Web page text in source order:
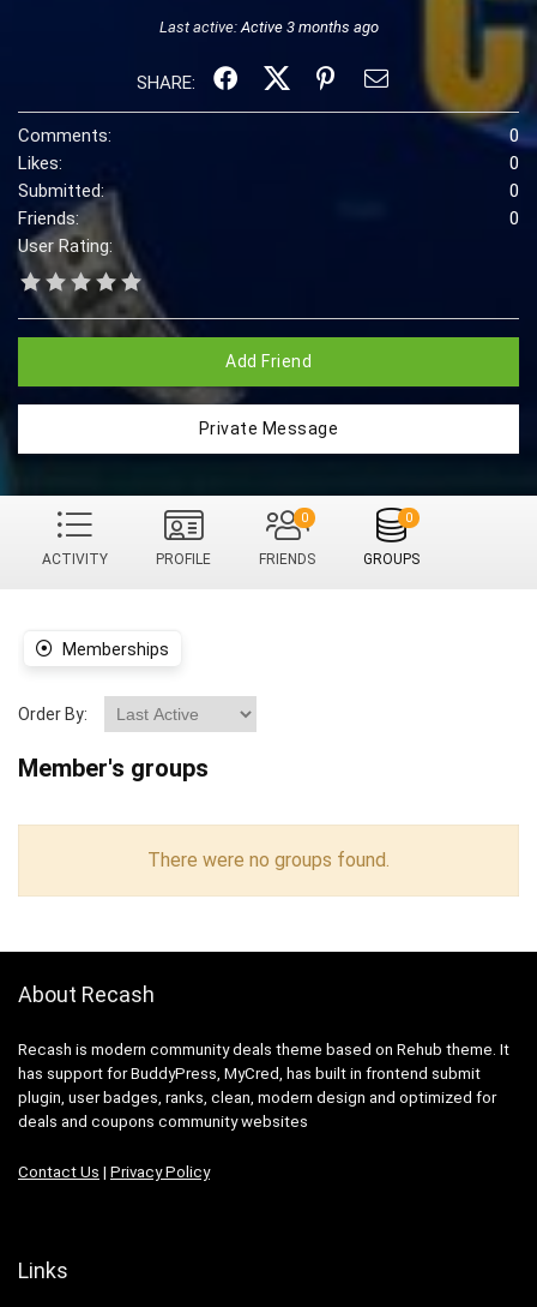
Last active:Active 3 months ago
SHARE:
Comments:
0
Likes:
0
Submitted:
0
Friends:
0
User Rating:
Add Friend
Private Message
ACTIVITY PROFILE FRIENDS
0
GROUPS
0
Memberships
Order By:
Member's groups
There were no groups found.
About Recash
Recash is modern community deals theme based on Rehub theme. It
has support for BuddyPress, MyCred, has built in frontend submit
plugin, user badges, ranks, clean, modern design and optimized for
deals and coupons community websites
Contact Us | Privacy Policy
Links